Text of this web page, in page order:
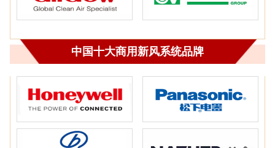
中国十大商用新风系统品牌